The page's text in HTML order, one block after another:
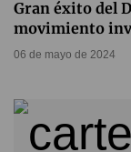
Gran éxito del
movimiento
06 de mayo de 2024